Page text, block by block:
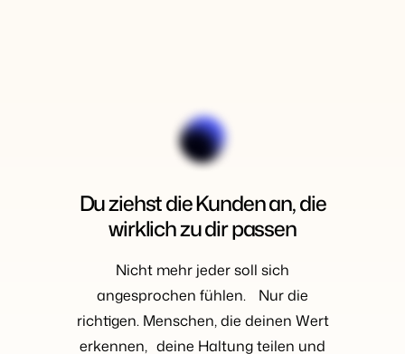
Du ziehst die Kunden an, die
wirklich zu dir passen
Nicht mehr jeder soll sich
angesprochen fühlen. Nur die
richtigen. Menschen, die deinen Wert
erkennen, deine Haltung teilen und